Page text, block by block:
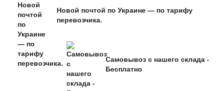
Новой почтой по Украине — по тарифу
перевозчика.
Самовывоз с нашего склада -
Бесплатно